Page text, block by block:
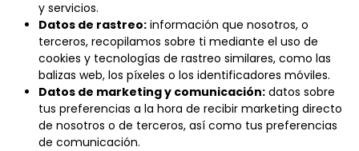
y servicios.
Datos de rastreo: información que nosotros, o
terceros, recopilamos sobre ti mediante el uso de
cookies y tecnologías de rastreo similares, como las
balizas web, los píxeles o los identificadores móviles.
Datos de marketing y comunicación: datos sobre
tus preferencias a la hora de recibir marketing directo
de nosotros o de terceros, así como tus preferencias
de comunicación.